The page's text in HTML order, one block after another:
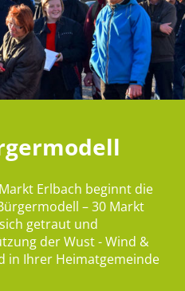
Erlbach beginnt die
– 30 Markt
getraut und
der Wust - Wind &
in Ihrer Heimatgemeinde